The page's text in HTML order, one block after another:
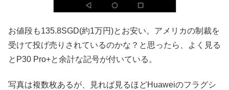
お値段も135.8SGD(約1万円)とお安い。アメリカの制裁を
受けて投げ売りされているのかな？と思ったら、よく見る
とP30 Pro+と余計な記号が付いている。
写真は複数枚あるが、見れば見るほどHuaweiのフラグシ